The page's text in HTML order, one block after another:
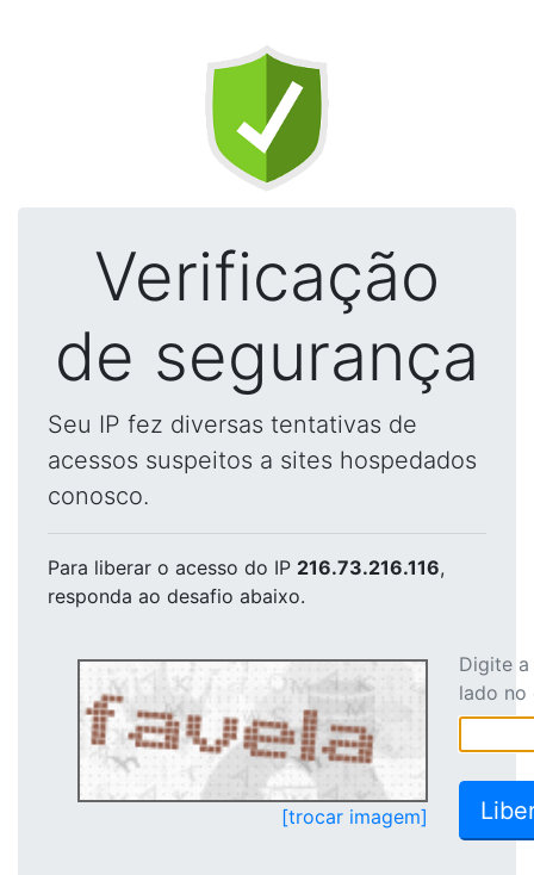
Verificação
de segurança
Seu IP fez diversas tentativas de
acessos suspeitos a sites hospedados
conosco.
Para liberar o acesso do IP 216.73.216.116,
responda ao desafio abaixo.
[trocar imagem]
Digite
lado no